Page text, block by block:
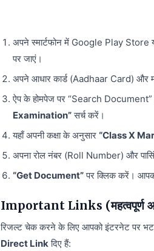
अपने स्मार्टफोन में Google Play
पर जाएं।
अपने आधार कार्ड (Aadhaar Card) और
ऐप के होमपेज पर “Search
Examination”सर्च करें।
यहाँ अपनी कक्षा के अनुसार “Class X
अपना रोल नंबर (Roll Number) और
“Get Document”पर क्लिक करें।
Important Links (महत्वपूर्ण
रिजल्ट चेक करने के लिए आपको इंटरनेट पर
Direct Linkदिए हैं: